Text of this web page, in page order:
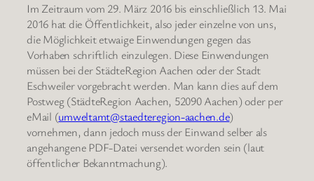
Im Zeitraum vom 29. März 2016 bis einschließlich 13. Mai
2016 hat die Öffentlichkeit, also jeder einzelne von uns,
die Möglichkeit etwaige Einwendungen gegen das
Vorhaben schriftlich einzulegen. Diese Einwendungen
müssen bei der StädteRegion Aachen oder der Stadt
Eschweiler vorgebracht werden. Man kann dies auf dem
Postweg (StädteRegion Aachen, 52090 Aachen) oder per
eMail (umweltamt@staedteregion-aachen.de)
vornehmen, dann jedoch muss der Einwand selber als
angehangene PDF-Datei versendet worden sein (laut
öffentlicher Bekanntmachung).